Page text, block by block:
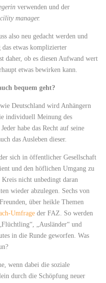
verwenden und der
manager.
also neu gedacht werden und
das etwas komplizierter
daher, ob es diesen Aufwand wert
etwas bewirken kann.
bequem geht?
Deutschland wird Anhängern
individuell Meinung des
habe das Recht auf seine
das Ausleben dieser.
sich in öffentlicher Gesellschaft
und den höflichen Umgang zu
nicht unbedingt daran
wieder abzulegen. Sechs von
über heikle Themen
Umfrage der FAZ. So werden
„Ausländer“ und
in die Runde geworfen. Was
wenn dabei die soziale
durch die Schöpfung neuer